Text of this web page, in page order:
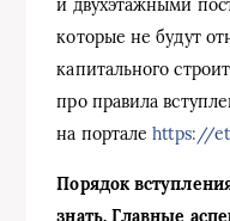
и двухэтажными
которые не будут
капитального
про правила
на порталеhttps://
Порядок
знать. Главные